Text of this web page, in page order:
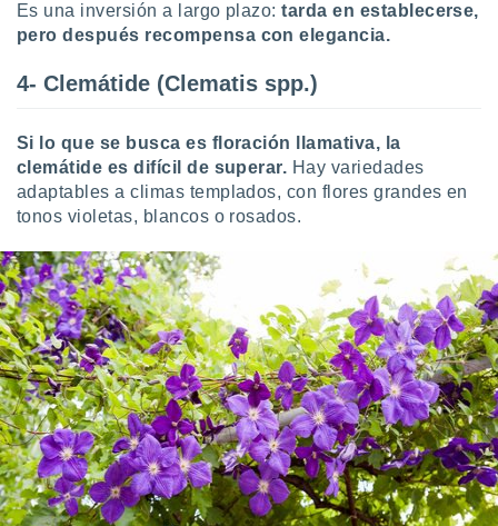
Es una inversión a largo plazo:tarda en establecerse,
pero después recompensa con elegancia.
4- Clemátide (Clematis spp.)
Si lo que se busca es floración llamativa, la
clemátide es difícil de superar. Hay variedades
adaptables a climas templados, con flores grandes en
tonos violetas, blancos o rosados.